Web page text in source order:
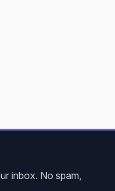
inbox. No spam,